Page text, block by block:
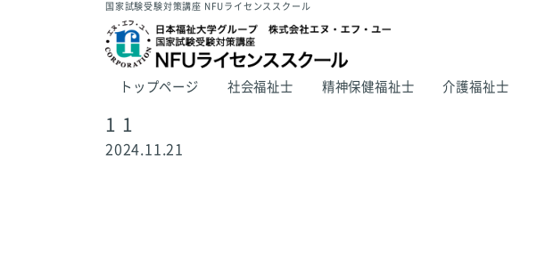
国家試験受験対策講座 NFUライセンススクール
トップページ 社会福祉士 精神保健福祉士 介護福祉士
1 1
2024.11.21